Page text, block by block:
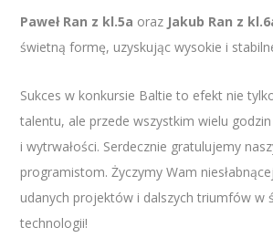
Paweł Ran z kl.5a oraz Jakub Ran z
świetną formę, uzyskując wysokie i
Sukces w konkursie Baltie to efekt nie
talentu, ale przede wszystkim wielu
i wytrwałości. Serdecznie gratulujemy
programistom. Życzymy Wam
udanych projektów i dalszych triumfów w
technologii!